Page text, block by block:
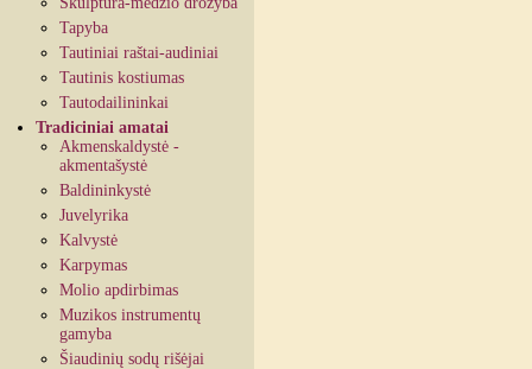
Tapyba
Tautiniai raštai-audiniai
Tautinis kostiumas
Tautodailininkai
Tradiciniai amatai
Akmenskaldystė -
akmentašystė
Baldininkystė
Juvelyrika
Kalvystė
Karpymas
Molio apdirbimas
Muzikos instrumentų
gamyba
Šiaudinių sodų rišėjai